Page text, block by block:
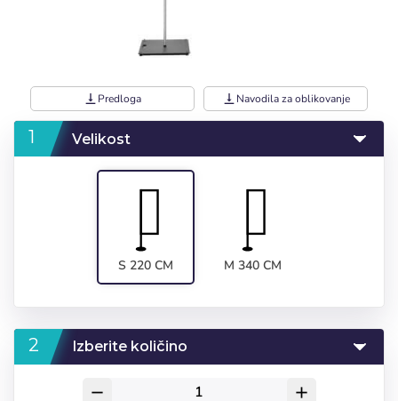
vertical_align_bottom Predloga vertical_align_bottom Navodila za oblikovanje
Velikost
S 220 CM M 340 CM
Izberite količino
remove add